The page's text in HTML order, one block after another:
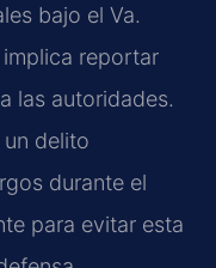
bajo el Va.
implica reportar
las autoridades.
delito
durante el
para evitar esta